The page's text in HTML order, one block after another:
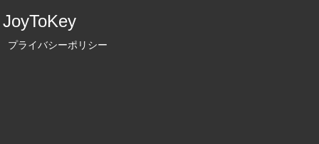
JoyToKey
プライバシーポリシー